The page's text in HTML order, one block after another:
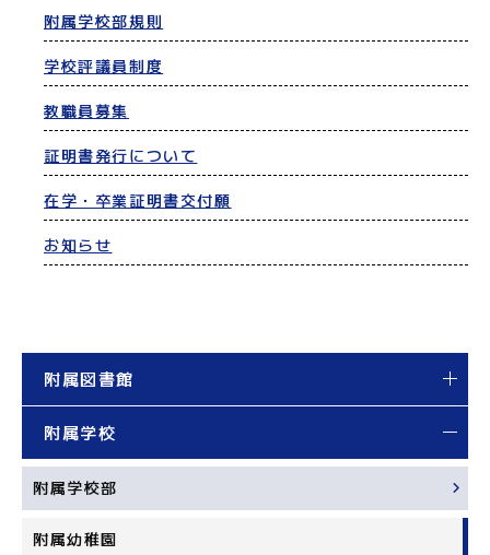
附属図書館
附属学校
附属学校部
附属幼稚園
附属学校部規則
学校評議員制度
教職員募集
証明書発行について
在学・卒業証明書交付願
お知らせ